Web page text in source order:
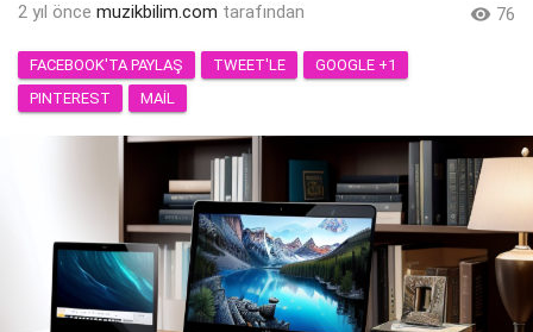
2 yıl önce muzikbilim.com tarafından  76
FACEBOOK'TA PAYLAŞ TWEET'LE
GOOGLE +1
PINTEREST
MAIL